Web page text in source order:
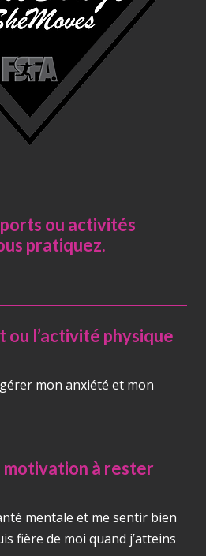
ou activités
pratiquez.
ou l’activité physique
mon anxiété et mon
à rester
mentale et me sentir bien
fière de moi quand j’atteins